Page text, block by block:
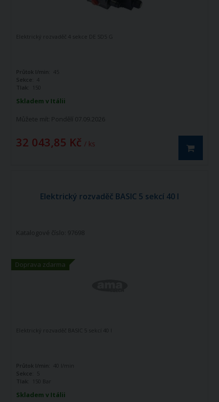
Skladem v Itálii
Můžete mít: Pondělí 07.09.2026
32 043,85 Kč / ks
Elektrický rozvaděč 4 sekce DE SD5 G
Průtok l/min:
45
Sekce:
4
Tlak:
150
Elektrický rozvaděč BASIC 5 sekcí 40 l
Doprava zdarma
Katalogové číslo: 97698
Skladem v Itálii
Elektrický rozvaděč BASIC 5 sekcí 40 l
Průtok l/min:
40 l/min
Sekce:
5
Tlak:
150 Bar